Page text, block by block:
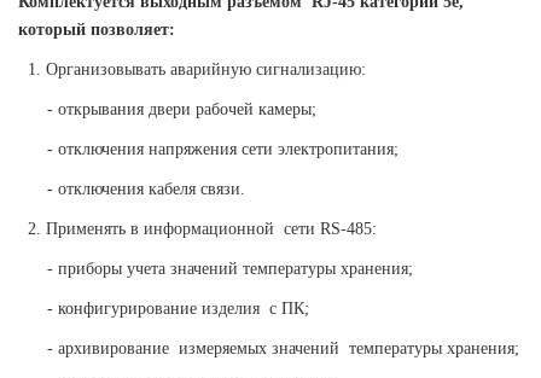
который позволяет:
1. Организовывать аварийную сигнализацию:
- открывания двери рабочей камеры;
- отключения напряжения сети электропитания;
- отключения кабеля связи.
2. Применять в информационной сети RS-485:
- приборы учета значений температуры хранения;
- конфигурирование изделия с ПК;
- архивирование измеряемых значений температуры хранения;